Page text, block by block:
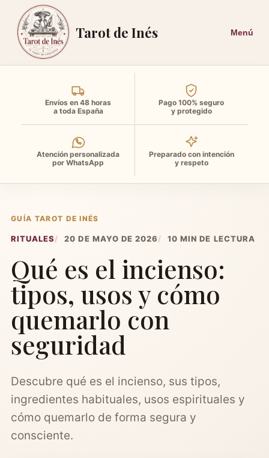
Tarot de Inés
Envíos en 48 horas
a toda España
Pago 100% seguro
y protegido
Atención personalizada
por WhatsApp
Preparado con intención
y respeto
GUÍA TAROT DE INÉS
RITUALES 20 DE MAYO DE 2026 10 MIN DE LECTURA
Qué es el incienso:
tipos, usos y cómo
quemarlo con
seguridad
Descubre qué es el incienso, sus tipos,
ingredientes habituales, usos espirituales y
cómo quemarlo de forma segura y
consciente.